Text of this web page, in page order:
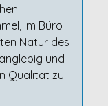
im Büro
Natur des
und
Qualität zu